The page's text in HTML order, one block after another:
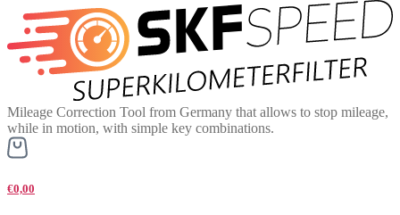
Mileage Correction Tool from Germany that allows to stop mileage,
while in motion, with simple key combinations.
€0,00